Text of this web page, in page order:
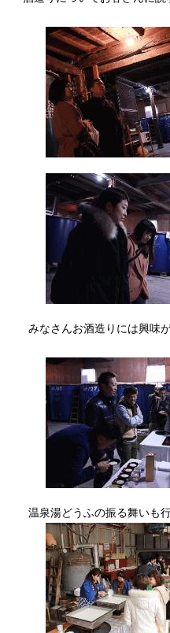
みなさんお酒造りには興味
温泉湯どうふの振る舞いも